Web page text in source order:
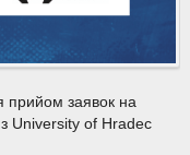
прийом заявок на
з University of Hradec